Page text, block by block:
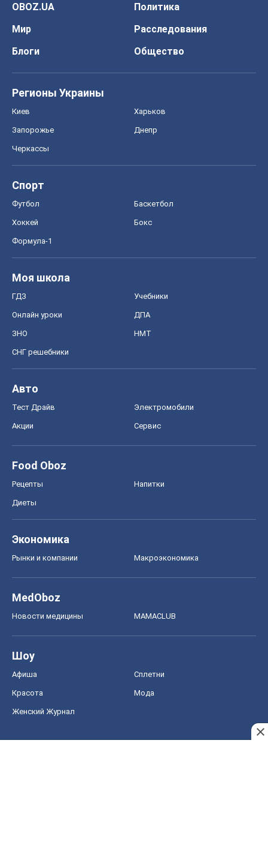
OBOZ.UA
Политика
Мир
Расследования
Блоги
Общество
Регионы Украины
Киев Харьков
Запорожье Днепр
Черкассы
Спорт
Футбол Баскетбол
Хоккей Бокс
Формула-1
Моя школа
ГДЗ Учебники
Онлайн уроки ДПА
ЗНО НМТ
СНГ решебники
Авто
Тест Драйв Электромобили
Акции Сервис
Food Oboz
Рецепты Напитки
Диеты
Экономика
Рынки и компании Mакроэкономика
MedOboz
Новости медицины MAMACLUB
Шоу
Афиша Сплетни
Красота Мода
Женский Журнал